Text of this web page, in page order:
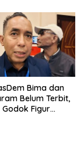
Bima dan
Belum Terbit,
Godok Figur